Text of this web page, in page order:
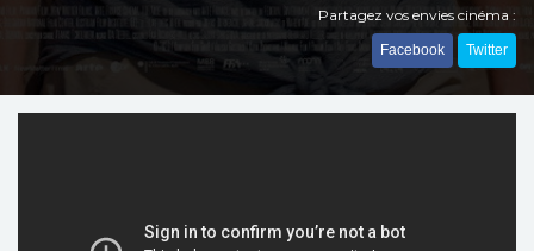
Partagez vos envies cinéma :
Facebook Twitter